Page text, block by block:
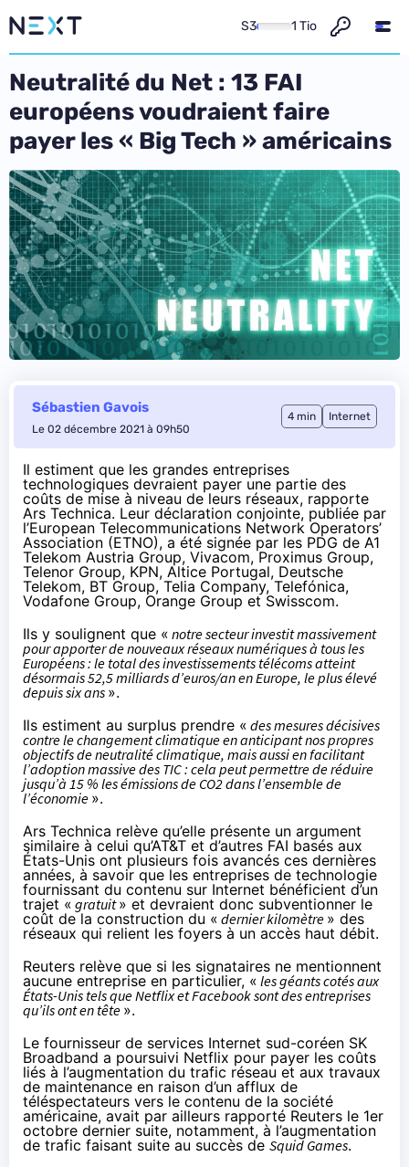
S3 1 Tio
Neutralité du Net : 13 FAI
européens voudraient faire
payer les « Big Tech » américains
Sébastien Gavois
Le 02 décembre 2021 à 09h50
4 min Internet
Il estiment que les grandes entreprises
technologiques devraient payer une partie des
coûts de mise à niveau de leurs réseaux, rapporte
Ars Technica. Leur déclaration conjointe, publiée par
l’European Telecommunications Network Operators’
Association (ETNO), a été signée par les PDG de A1
Telekom Austria Group, Vivacom, Proximus Group,
Telenor Group, KPN, Altice Portugal, Deutsche
Telekom, BT Group, Telia Company, Telefónica,
Vodafone Group, Orange Group et Swisscom.
Ils y soulignent que « notre secteur investit massivement
pour apporter de nouveaux réseaux numériques à tous les
Européens : le total des investissements télécoms atteint
désormais 52,5 milliards d’euros/an en Europe, le plus élevé
depuis six ans ».
Ils estiment au surplus prendre « des mesures décisives
contre le changement climatique en anticipant nos propres
objectifs de neutralité climatique, mais aussi en facilitant
l’adoption massive des TIC : cela peut permettre de réduire
jusqu’à 15 % les émissions de CO2 dans l’ensemble de
l’économie ».
Ars Technica relève qu’elle présente un argument
similaire à celui qu’AT&T et d’autres FAI basés aux
États-Unis ont plusieurs fois avancés ces dernières
années, à savoir que les entreprises de technologie
fournissant du contenu sur Internet bénéficient d’un
trajet « gratuit» et devraient donc subventionner le
coût de la construction du « dernier kilomètre » des
réseaux qui relient les foyers à un accès haut débit.
Reuters relève que si les signataires ne mentionnent
aucune entreprise en particulier, « les géants cotés aux
États-Unis tels que Netflix et Facebook sont des entreprises
qu’ils ont en tête ».
Le fournisseur de services Internet sud-coréen SK
Broadband a poursuivi Netflix pour payer les coûts
liés à l’augmentation du trafic réseau et aux travaux
de maintenance en raison d’un afflux de
téléspectateurs vers le contenu de la société
américaine, avait par ailleurs rapporté Reuters le 1er
octobre dernier suite, notamment, à l’augmentation
de trafic faisant suite au succès de Squid Games.